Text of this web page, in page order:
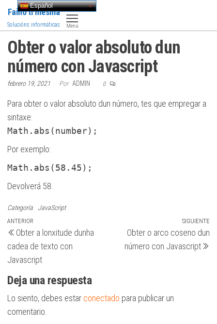
Saltar
contenido
Faino ti mesma
Solucións informáticas Menú
Obter o valor absoluto dun
número con Javascript
febrero 19, 2021 Por ADMIN 0
Para obter o valor absoluto dun número, tes que empregar a
sintaxe:
Math.abs(number);
Por exemplo:
Math.abs(58.45);
Devolverá 58.
Categoría JavaScript
Navegación
de
entradas
Entrada
anterior
ANTERIOR
Obter a lonxitude dunha
cadea de texto con
Javascript
SIGUIENTE
Obter o arco coseno dun
número con Javascript
Deja una respuesta
Lo siento, debes estar conectado para publicar un
comentario.
Español